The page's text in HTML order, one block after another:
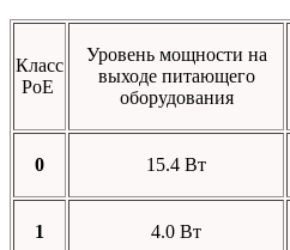
Класс
PoE
Уровень мощности на
выходе питающего
оборудования
0 15.4 Вт
1 4.0 Вт